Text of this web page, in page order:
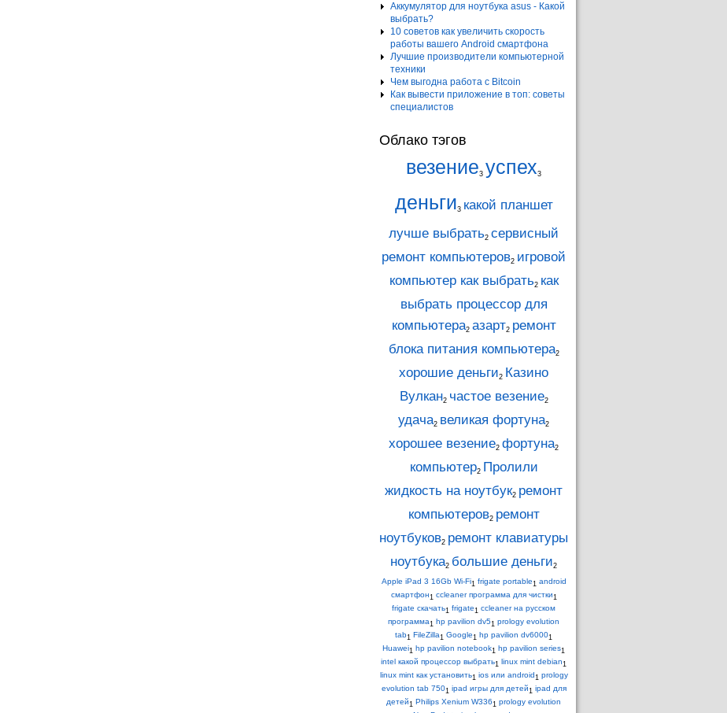
Аккумулятор для ноутбука asus - Какой
выбрать?
10 советов как увеличить скорость
работы вашего Android смартфона
Лучшие производители компьютерной
техники
Чем выгодна работа с Bitcoin
Как вывести приложение в топ: советы
специалистов
Облако тэгов
везение3 успех3
деньги3 какой планшет
лучше выбрать2 сервисный
ремонт компьютеров2 игровой
компьютер как выбрать2 как
выбрать процессор для
компьютера2 азарт2 ремонт
блока питания компьютера2
хорошие деньги2 Казино
Вулкан2 частое везение2
удача2 великая фортуна2
хорошее везение2 фортуна2
компьютер2 Пролили
жидкость на ноутбук2 ремонт
компьютеров2 ремонт
ноутбуков2 ремонт клавиатуры
ноутбука2 большие деньги2
Apple iPad 3 16Gb Wi-Fi1 frigate portable1 android
смартфон1 ccleaner программа для чистки1
frigate скачать1 frigate1 ccleaner на русском
программа1 hp pavilion dv51 prology evolution
tab1 FileZilla1 Google1 hp pavilion dv60001
Huawei1 hp pavilion notebook1 hp pavilion series1
intel какой процессор выбрать1 linux mint debian1
linux mint как установить1 ios или android1 prology
evolution tab 7501 ipad игры для детей1 ipad для
детей1 Philips Xenium W3361 prology evolution